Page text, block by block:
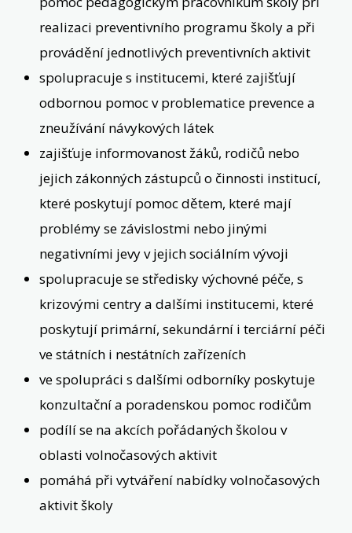
realizaci preventivního programu školy a při
provádění jednotlivých preventivních aktivit
spolupracuje s institucemi, které zajišťují
odbornou pomoc v problematice prevence a
zneužívání návykových látek
zajišťuje informovanost žáků, rodičů nebo
jejich zákonných zástupců o činnosti institucí,
které poskytují pomoc dětem, které mají
problémy se závislostmi nebo jinými
negativními jevy v jejich sociálním vývoji
spolupracuje se středisky výchovné péče, s
krizovými centry a dalšími institucemi, které
poskytují primární, sekundární i terciární péči
ve státních i nestátních zařízeních
ve spolupráci s dalšími odborníky poskytuje
konzultační a poradenskou pomoc rodičům
podílí se na akcích pořádaných školou v
oblasti volnočasových aktivit
pomáhá při vytváření nabídky volnočasových
aktivit školy